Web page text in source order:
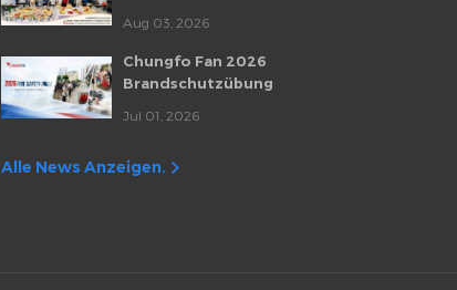
Geburtstagsfeier von Chungfo Fan
Aug 03, 2026
Chungfo Fan 2026
Brandschutzübung
Jul 01, 2026
Alle News Anzeigen.